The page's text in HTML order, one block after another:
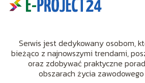
Serwis jest dedykowany osobom,
bieżąco z najnowszymi trendami,
oraz zdobywać praktyczne
obszarach życia